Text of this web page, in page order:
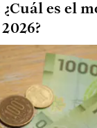
es el